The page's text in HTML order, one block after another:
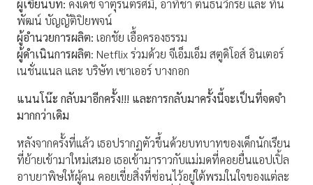
ผู้เขียนบท: คงเดช จาตุรันต์รัศมี, อาทิชา ตันธนวิกรัย และ ทิน
พัฒน์ บัญญัติปิยพจน์
ผู้อำนวยการผลิต: เอกชัย เอื้อครองธรรม
ผู้ดำเนินการผลิต: Netflix ร่วมด้วย จีเอ็มเอ็ม สตูดิโอส์ อินเตอร์
เนชั่นแนล และ บริษัท เซาเออร์ บางกอก
แนนโน๊ะ กลับมาอีกครั้ง!!! และการกลับมาครั้งนี้จะเป็นที่จดจำ
มากกว่าเดิม
หลังจากครั้งที่แล้ว เธอปรากฏตัวขึ้นด้วยบทบาทของเด็กนักเรียน
ที่ย้ายเข้ามาใหม่เสมอ เธอเข้ามาราวกับแม่มดที่คอยยื่นแอปเปิ้ล
อาบยาพิษให้ผู้คน คอยเขี่ยสิ่งที่ซ่อนไว้อยู่ใต้พรมในใจของแต่ละ